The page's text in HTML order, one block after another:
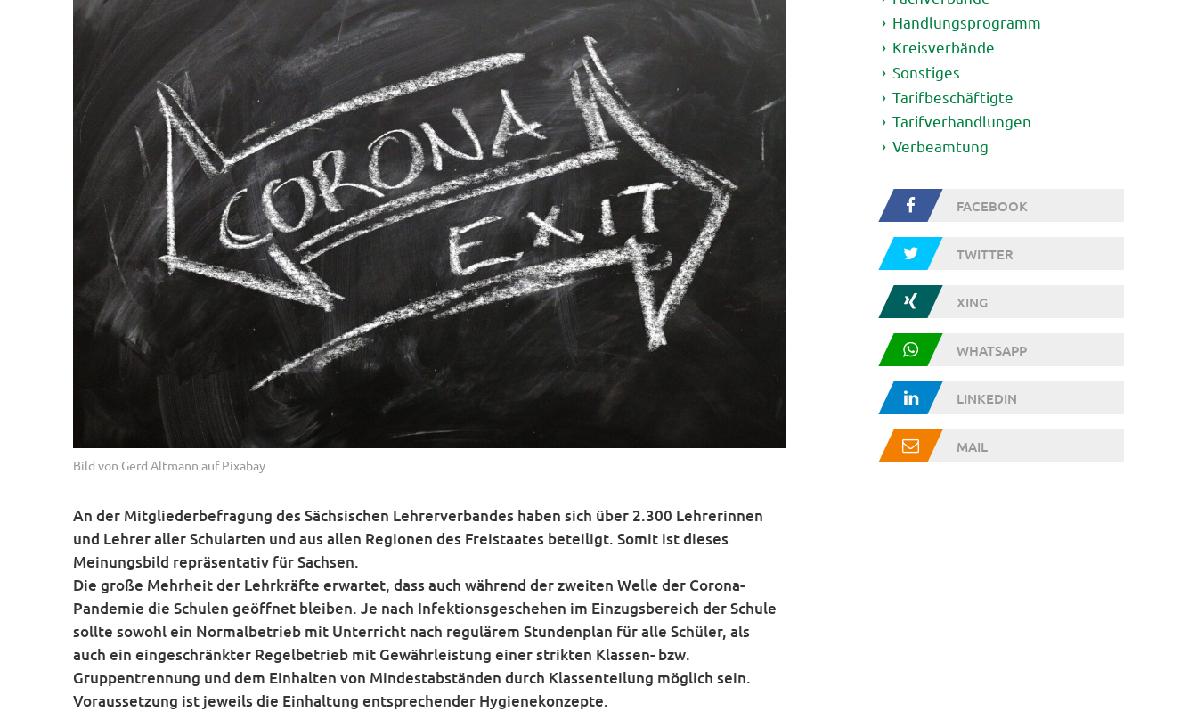
Bild von Gerd Altmann auf Pixabay
An der Mitgliederbefragung des Sächsischen Lehrerverbandes haben sich über 2.300 Lehrerinnen
und Lehrer aller Schularten und aus allen Regionen des Freistaates beteiligt. Somit ist dieses
Meinungsbild repräsentativ für Sachsen.
Die große Mehrheit der Lehrkräfte erwartet, dass auch während der zweiten Welle der Corona-
Pandemie die Schulen geöffnet bleiben. Je nach Infektionsgeschehen im Einzugsbereich der Schule
sollte sowohl ein Normalbetrieb mit Unterricht nach regulärem Stundenplan für alle Schüler, als
auch ein eingeschränkter Regelbetrieb mit Gewährleistung einer strikten Klassen- bzw.
Gruppentrennung und dem Einhalten von Mindestabständen durch Klassenteilung möglich sein.
Voraussetzung ist jeweils die Einhaltung entsprechender Hygienekonzepte.
Handlungsprogramm
Kreisverbände
Sonstiges
Tarifbeschäftigte
Tarifverhandlungen
Verbeamtung
FACEBOOK
TWITTER
XING
WHATSAPP
LINKEDIN
MAIL